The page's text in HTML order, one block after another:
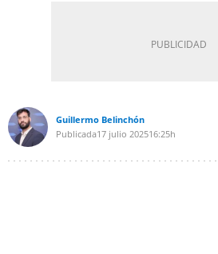
Guillermo Belinchón
Publicada17 julio 202516:25h